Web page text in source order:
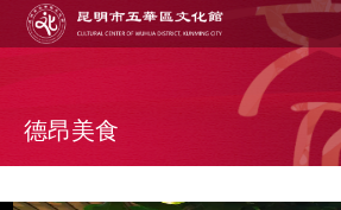
Jump to navigation
这
德昂美食